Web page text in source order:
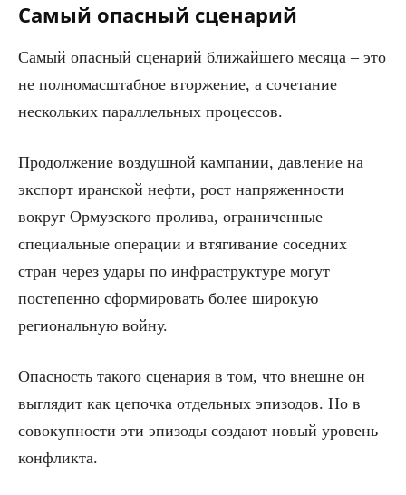
Самый опасный сценарий
Самый опасный сценарий ближайшего месяца – это
не полномасштабное вторжение, а сочетание
нескольких параллельных процессов.
Продолжение воздушной кампании, давление на
экспорт иранской нефти, рост напряженности
вокруг Ормузского пролива, ограниченные
специальные операции и втягивание соседних
стран через удары по инфраструктуре могут
постепенно сформировать более широкую
региональную войну.
Опасность такого сценария в том, что внешне он
выглядит как цепочка отдельных эпизодов. Но в
совокупности эти эпизоды создают новый уровень
конфликта.